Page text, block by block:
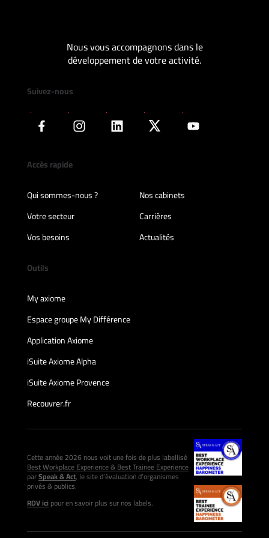
Nous vous accompagnons dans le
développement de votre activité.
Suivez-nous
Accès rapide
Qui sommes-nous ?
Nos cabinets
Votre secteur
Carrières
Vos besoins
Actualités
Outils
My axiome
Espace groupe My Différence
Application Axiome
iSuite Axiome Alpha
iSuite Axiome Provence
Recouvrer.fr
Cette année 2026 nous voit une fois de plus labellisé
Best Workplace Experience & Best Trainee Experience
parSpeak & Act, le site d’évaluation d’organismes
privés & publics.
RDV icipour en savoir plus sur nos labels.